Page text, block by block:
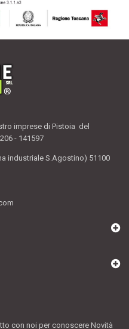
imprese di Pistoia del
- 141597
industriale S.Agostino) 51100
con noi per conoscere Novità